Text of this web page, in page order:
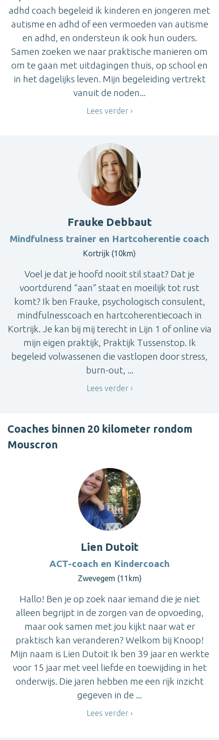
adhd coach begeleid ik kinderen en jongeren met
autisme en adhd of een vermoeden van autisme
en adhd, en ondersteun ik ook hun ouders.
Samen zoeken we naar praktische manieren om
om te gaan met uitdagingen thuis, op school en
in het dagelijks leven. Mijn begeleiding vertrekt
vanuit de noden...
Lees verder
Frauke Debbaut
Mindfulness trainer en Hartcoherentie coach
Kortrijk (10km)
Voel je dat je hoofd nooit stil staat? Dat je
voortdurend “aan” staat en moeilijk tot rust
komt? Ik ben Frauke, psychologisch consulent,
mindfulnesscoach en hartcoherentiecoach in
Kortrijk. Je kan bij mij terecht in Lijn 1 of online via
mijn eigen praktijk, Praktijk Tussenstop. Ik
begeleid volwassenen die vastlopen door stress,
burn-out, ...
Lees verder
Coaches binnen 20 kilometer rondom
Mouscron
Lien Dutoit
ACT-coach en Kindercoach
Zwevegem (11km)
Hallo! Ben je op zoek naar iemand die je niet
alleen begrijpt in de zorgen van de opvoeding,
maar ook samen met jou kijkt naar wat er
praktisch kan veranderen? Welkom bij Knoop!
Mijn naam is Lien Dutoit Ik ben 39 jaar en werkte
voor 15 jaar met veel liefde en toewijding in het
onderwijs. Die jaren hebben me een rijk inzicht
gegeven in de ...
Lees verder